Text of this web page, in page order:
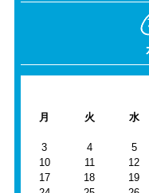
月
火 水
3
4 5
10
11 12
17
18 19